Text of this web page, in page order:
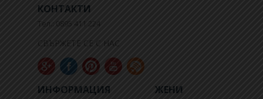
КОНТАКТИ
Тел.: 0895 411 224
СВЪРЖЕТЕ СЕ С НАС
ИНФОРМАЦИЯ ЖЕНИ